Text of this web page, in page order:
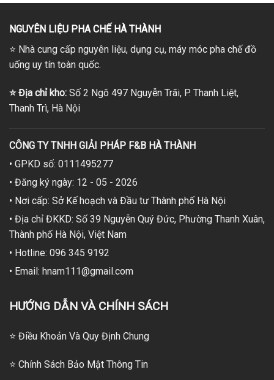
NGUYÊN LIỆU PHA CHẾ HÀ THÀNH
⭐ Nhà cung cấp nguyên liệu, dụng cụ, máy móc pha chế đồ
uống uy tín toàn quốc.
⭐Địa chỉ kho: Số 2 Ngõ 497 Nguyễn Trãi, P. Thanh Liệt,
Thanh Trì, Hà Nội
CÔNG TY TNHH GIẢI PHÁP F&B HÀ THÀNH
• GPKD số: 0111495277
• Đăng ký ngày: 12 - 05 - 2026
• Nơi cấp: Sở Kế hoạch và Đầu tư Thành phố Hà Nội
• Địa chỉ ĐKKD: Số 39 Nguyễn Quý Đức, Phường Thanh Xuân,
Thành phố Hà Nội, Việt Nam
• Hotline: 096 345 9192
• Email: hnam111@gmail.com
HƯỚNG DẪN VÀ CHÍNH SÁCH
⭐ Điều Khoản Và Quy Định Chung
⭐ Chính Sách Bảo Mật Thông Tin